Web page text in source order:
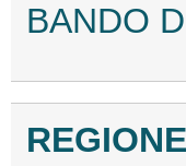
BANDO